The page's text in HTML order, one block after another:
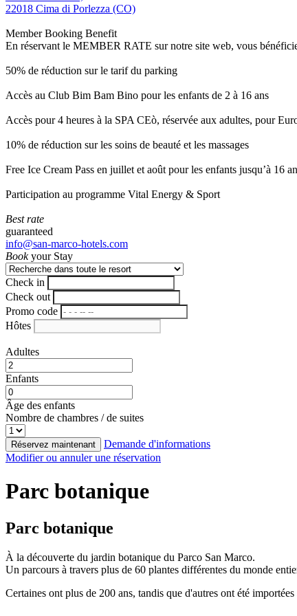
22018 Cima di Porlezza (CO)
Member Booking Benefit
En réservant le MEMBER RATE sur notre site web, vous
50% de réduction sur le tarif du parking
Accès au Club Bim Bam Bino pour les enfants de 2 à 16 ans
Accès pour 4 heures à la SPA CEò, réservée aux adultes, pour
10% de réduction sur les soins de beauté et les massages
Free Ice Cream Pass en juillet et août pour les enfants jusqu’à 16
Participation au programme Vital Energy & Sport
Best rate
guaranteed
info@san-marco-hotels.com
Bookyour Stay
Check in
Check out
Promo code
Hôtes
Adultes
Enfants
Âge des enfants
Nombre de chambres / de suites
Réservez maintenant
Demande d'informations
Modifier ou annuler une réservation
Parc botanique
Parc botanique
À la découverte du jardin botanique du Parco San Marco.
Un parcours à travers plus de 60 plantes différentes du monde
Certaines ont plus de 200 ans, tandis que d'autres ont été